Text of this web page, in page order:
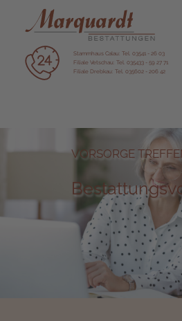
Stammhaus Calau: Tel. 03541 - 26 03
Filiale Vetschau: Tel. 035433 - 59 27 71
Filiale Drebkau: Tel. 035602 - 206 42
VORSORGE